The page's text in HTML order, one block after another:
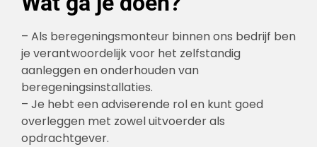
– Als beregeningsmonteur binnen ons bedrijf ben
je verantwoordelijk voor het zelfstandig
aanleggen en onderhouden van
beregeningsinstallaties.
– Je hebt een adviserende rol en kunt goed
overleggen met zowel uitvoerder als
opdrachtgever.